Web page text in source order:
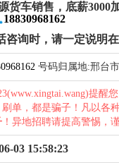
货车销售，底薪3000
18830968162
咨询时，请一定说明
号码归属地:邢台
提醒您
单，都是骗子！凡以各
！异地招聘请提高警惕，
03 15:58:23